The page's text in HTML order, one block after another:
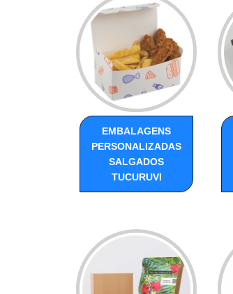
EMBALAGENS
PERSONALIZADAS
SALGADOS
TUCURUVI